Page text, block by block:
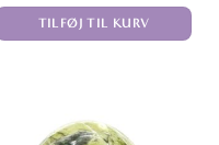
TILFØJ TIL KURV